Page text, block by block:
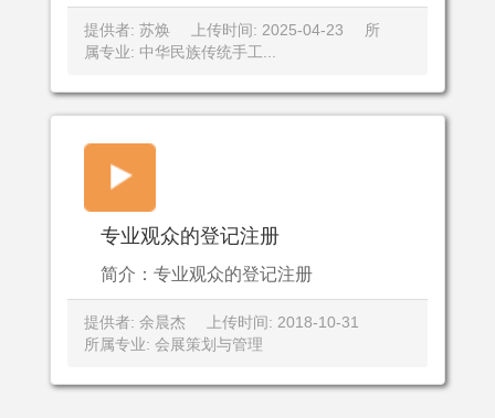
提供者: 苏焕 上传时间: 2025-04-23
所
属专业: 中华民族传统手工...
专业观众的登记注册
简介：专业观众的登记注册
提供者: 余晨杰
上传时间: 2018-10-31
所属专业: 会展策划与管理